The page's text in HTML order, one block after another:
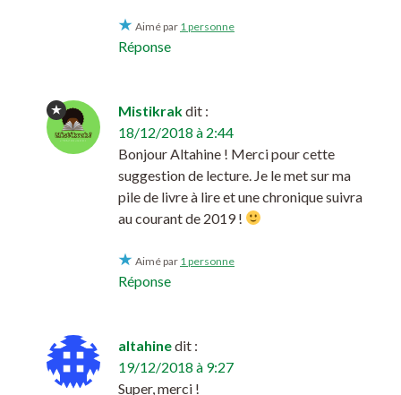
Aimé par 1 personne
Réponse
Mistikrakdit :
18/12/2018 à 2:44
Bonjour Altahine ! Merci pour cette
suggestion de lecture. Je le met sur ma
pile de livre à lire et une chronique suivra
au courant de 2019 !
Aimé par 1 personne
Réponse
altahinedit :
19/12/2018 à 9:27
Super, merci !